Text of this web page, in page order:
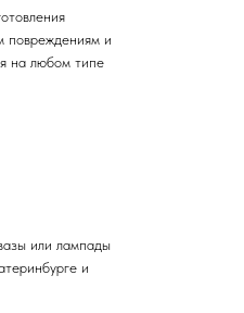
повреждениям и
на любом типе
или лампады
и